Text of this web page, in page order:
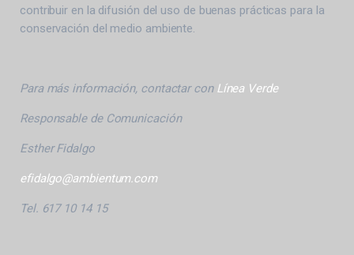
contribuir en la difusión del uso de buenas prácticas para la
conservación del medio ambiente.
Para más información, contactar con Línea Verde
Responsable de Comunicación
Esther Fidalgo
efidalgo@ambientum.com
Tel. 617 10 14 15